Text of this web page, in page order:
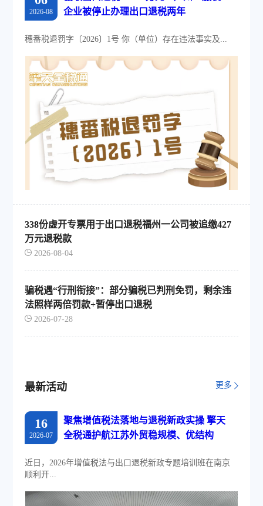
2026-08
企业被停止办理出口退税两年
穗番税退罚字〔2026〕1号 你（单位）存在违法事实及...
338份虚开专票用于出口退税福州一公司被追缴427
万元退税款
2026-08-04
骗税遇“行刑衔接”：部分骗税已判刑免罚，剩余违
法照样两倍罚款+暂停出口退税
2026-07-28
最新活动 更多
16
2026-07
聚焦增值税法落地与退税新政实操 擎天
全税通护航江苏外贸稳规模、优结构
近日，2026年增值税法与出口退税新政专题培训班在南京
顺利开...